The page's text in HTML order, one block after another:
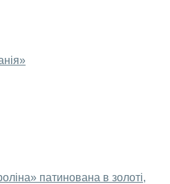
можуть зробити замір та
співробітник має із
візерунків. Після виміру та
заявку, не
замірника?
коштує 450 грн.
патинована в золоті,